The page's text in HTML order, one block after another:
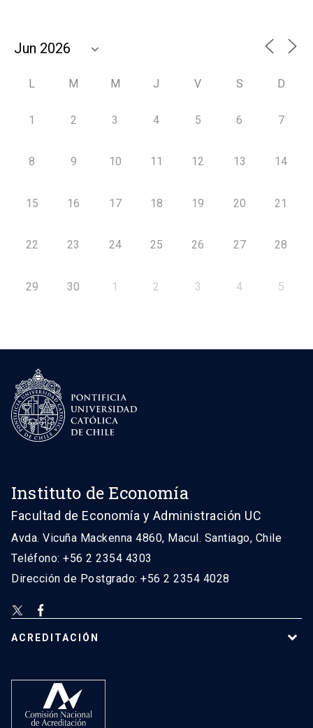
L M M J V S D
1 2 3 4 5 6 7
8 9 10 11 12 13 14
15 16 17 18 19 20 21
22 23 24 25 26 27 28
29 30 1 2 3 4 5
Instituto de Economía
Facultad de Economía y Administración UC
Avda. Vicuña Mackenna 4860, Macul. Santiago, Chile
Teléfono: +56 2 2354 4303
Dirección de Postgrado: +56 2 2354 4028
ACREDITACIÓN